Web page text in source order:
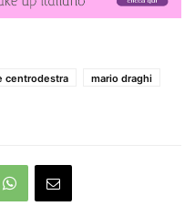
centrodestra
mario draghi